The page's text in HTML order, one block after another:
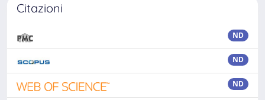
Citazioni
ND
ND
ND